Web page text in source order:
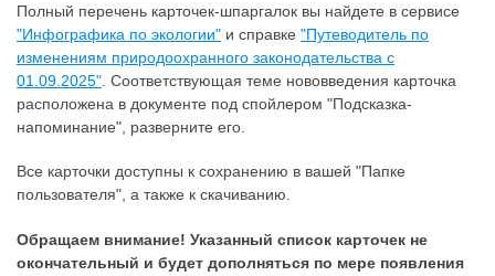
Полный перечень карточек-шпаргалок вы найдете в сервисе
"Инфографика по экологии" и справке "Путеводитель по
изменениям природоохранного законодательства с
01.09.2025" . Соответствующая теме нововведения карточка
расположена в документе под спойлером "Подсказка-
напоминание", разверните его.
Все карточки доступны к сохранению в вашей "Папке
пользователя", а также к скачиванию.
Обращаем внимание! Указанный список карточек не
окончательный и будет дополняться по мере появления